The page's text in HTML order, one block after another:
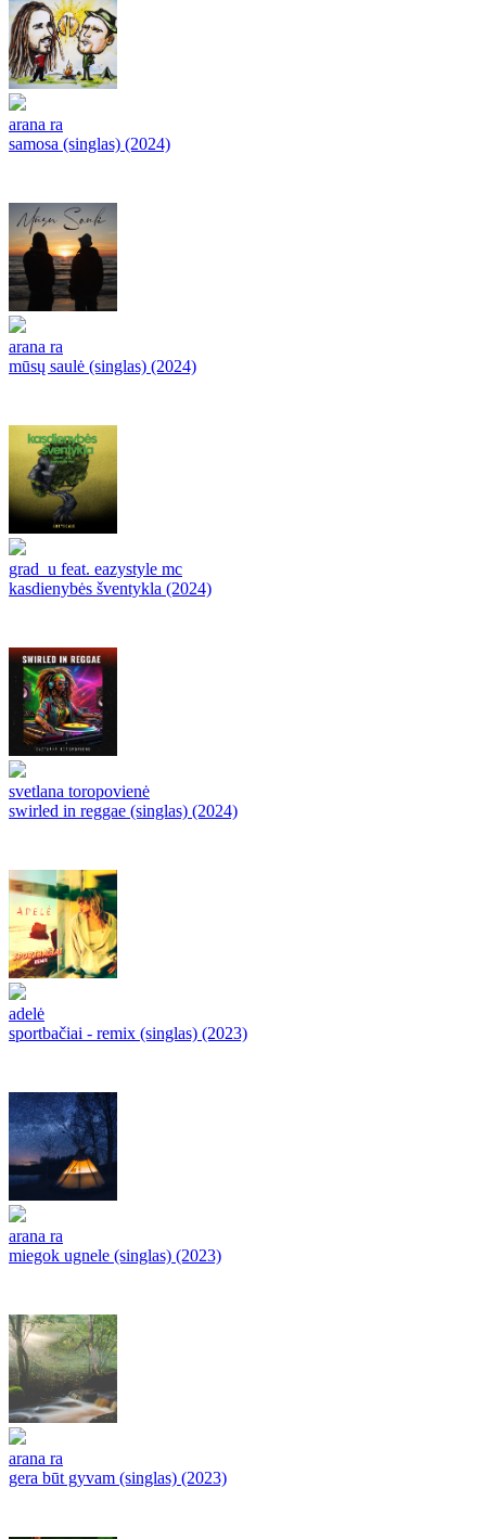
arana ra
samosa (singlas) (2024)
arana ra
mūsų saulė (singlas) (2024)
grad_u feat. eazystyle mc
kasdienybės šventykla (2024)
svetlana toropovienė
swirled in reggae (singlas) (2024)
adelė
sportbačiai - remix (singlas) (2023)
arana ra
miegok ugnele (singlas) (2023)
arana ra
gera būt gyvam (singlas) (2023)